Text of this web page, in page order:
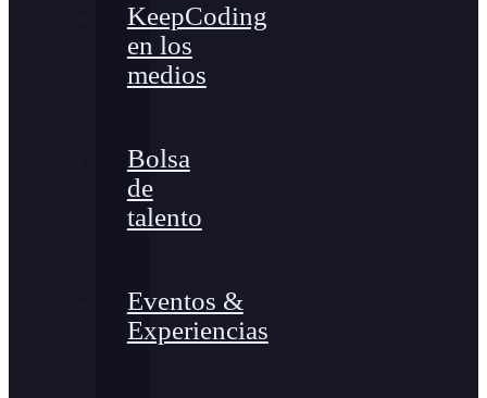
KeepCoding
en los
medios
Bolsa
de
talento
Eventos &
Experiencias